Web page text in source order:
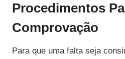
Procedimentos
Comprovação
Para que uma falta seja